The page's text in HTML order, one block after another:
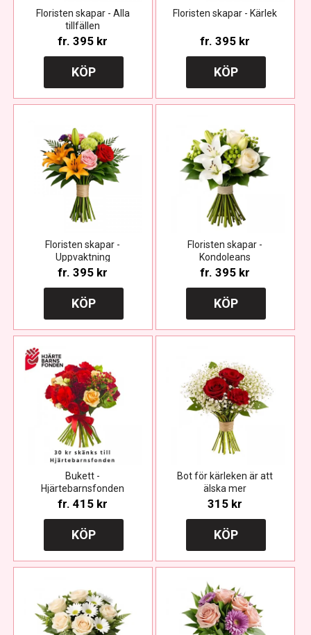
Floristen skapar - Alla
tillfällen
fr. 395 kr
KÖP
Floristen skapar - Kärlek
fr. 395 kr
KÖP
Floristen skapar -
Uppvaktning
fr. 395 kr
KÖP
Floristen skapar -
Kondoleans
fr. 395 kr
KÖP
Bukett -
Hjärtebarnsfonden
fr. 415 kr
KÖP
Bot för kärleken är att
älska mer
315 kr
KÖP